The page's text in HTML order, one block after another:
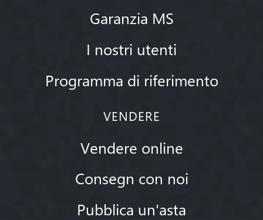
Garanzia MS
I nostri utenti
Programma di riferimento
VENDERE
Vendere online
Consegn con noi
Pubblica un'asta